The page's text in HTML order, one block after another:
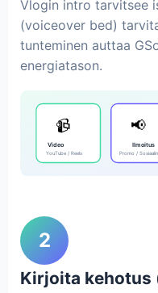
Vlogin intro tarvitsee
(voiceover bed)
tunteminen auttaa
energiatason.
📹
Video
YouTube / Reels
📢
Ilmoitus
Promo /
2
Kirjoita kehotus